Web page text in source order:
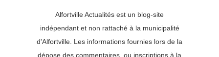
Alfortville Actualités est un blog-site
indépendant et non rattaché à la municipalité
d'Alfortville. Les informations fournies lors de la
dépose des commentaires, ou inscriptions à la